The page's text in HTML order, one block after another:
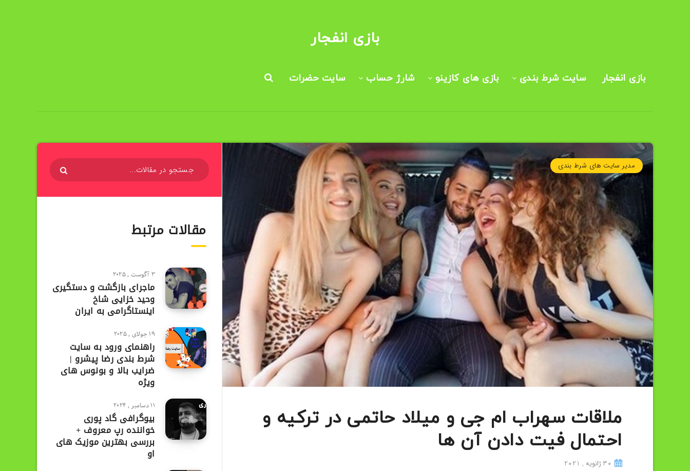
بازی انفجار
بازی انفجار سایت شرط بندی بازی های کازینو شارژ حساب سایت حضرات
مدیر سایت های شرط بندی
ملاقات سهراب ام جی و میلاد حاتمی در ترکیه و
احتمال فیت دادن آن ها
30 ژانویه , 2021
مقالات مرتبط
3 آگوست , 2025
ماجرای بازگشت و دستگیری
وحید خزایی شاخ
اینستاگرامی به ایران
19 جولای , 2025
راهنمای ورود به سایت
شرط بندی رضا پیشرو |
ضرایب بالا و بونوس های
ویژه
11 دسامبر , 2024
بیوگرافی گاد پوری
خواننده رپ معروف +
بررسی بهترین موزیک های
او